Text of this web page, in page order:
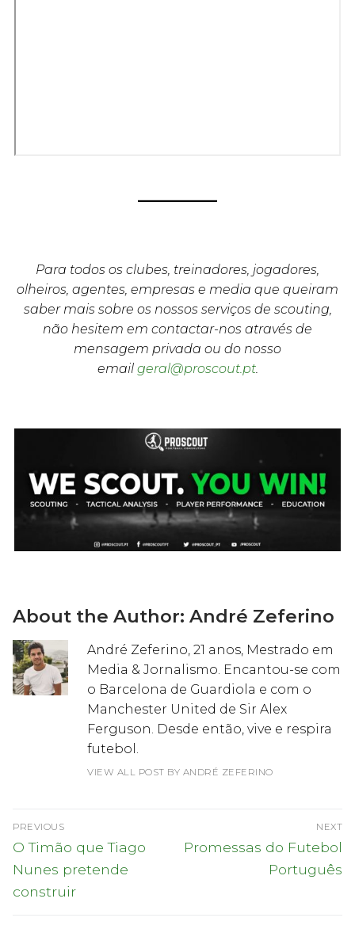
Para todos os clubes, treinadores, jogadores,
olheiros, agentes, empresas e media que queiram
saber mais sobre os nossos serviços de scouting,
não hesitem em contactar-nos através de
mensagem privada ou do nosso
email geral@proscout.pt.
About the Author: André Zeferino
André Zeferino, 21 anos, Mestrado em
Media & Jornalismo. Encantou-se com
o Barcelona de Guardiola e com o
Manchester United de Sir Alex
Ferguson. Desde então, vive e respira
futebol.
VIEW ALL POST BY ANDRÉ ZEFERINO
Navegação
de
artigos
PREVIOUS
Previous
post:
O Timão que Tiago
Nunes pretende
construir
NEXT
Next
Promessas do Futebol
Português